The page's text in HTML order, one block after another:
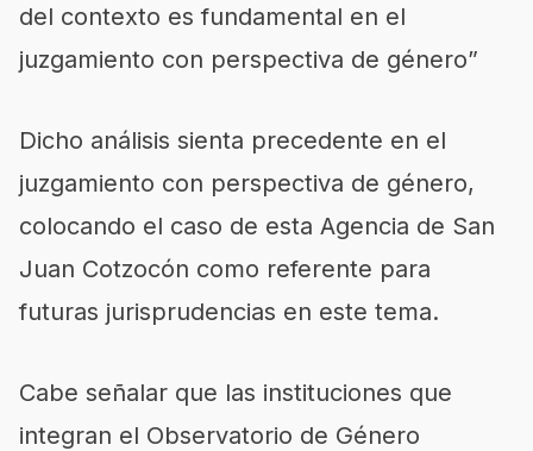
del contexto es fundamental en el
juzgamiento con perspectiva de género”
Dicho análisis sienta precedente en el
juzgamiento con perspectiva de género,
colocando el caso de esta Agencia de San
Juan Cotzocón como referente para
futuras jurisprudencias en este tema.
Cabe señalar que las instituciones que
integran el Observatorio de Género